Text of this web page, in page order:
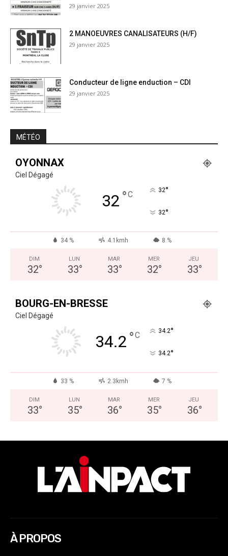
29 janvier 2025
2 MANOEUVRES CANALISATEURS (H/F)
29 janvier 2025
Conducteur de ligne enduction – CDI
29 janvier 2025
MÉTÉO
OYONNAX
Ciel Dégagé
32 °C 32°
32°
34 % 4.1kmh 8 %
DIM
32°
LUN
33°
MAR
33°
MER
32°
JEU
33°
BOURG-EN-BRESSE
Ciel Dégagé
34.2 °C 34.2°
34.2°
33 % 2.3kmh 7 %
DIM
33°
LUN
35°
MAR
36°
MER
35°
JEU
36°
À PROPOS